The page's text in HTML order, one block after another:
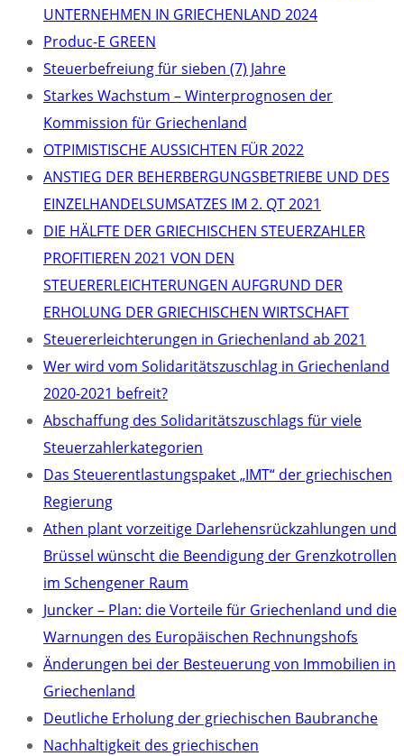
UNTERNEHMEN IN GRIECHENLAND 2024
Produc-E GREEN
Steuerbefreiung für sieben (7) Jahre
Starkes Wachstum – Winterprognosen der
Kommission für Griechenland
OTPIMISTISCHE AUSSICHTEN FÜR 2022
ANSTIEG DER BEHERBERGUNGSBETRIEBE UND DES
EINZELHANDELSUMSATZES IM 2. QT 2021
DIE HÄLFTE DER GRIECHISCHEN STEUERZAHLER
PROFITIEREN 2021 VON DEN
STEUERERLEICHTERUNGEN AUFGRUND DER
ERHOLUNG DER GRIECHISCHEN WIRTSCHAFT
Steuererleichterungen in Griechenland ab 2021
Wer wird vom Solidaritätszuschlag in Griechenland
2020-2021 befreit?
Abschaffung des Solidaritätszuschlags für viele
Steuerzahlerkategorien
Das Steuerentlastungspaket „IMT“ der griechischen
Regierung
Athen plant vorzeitige Darlehensrückzahlungen und
Brüssel wünscht die Beendigung der Grenzkotrollen
im Schengener Raum
Juncker – Plan: die Vorteile für Griechenland und die
Warnungen des Europäischen Rechnungshofs
Änderungen bei der Besteuerung von Immobilien in
Griechenland
Deutliche Erholung der griechischen Baubranche
Nachhaltigkeit des griechischen